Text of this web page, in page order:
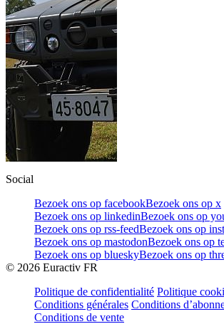
Social
Bezoek ons op facebookBezoek ons op x
Bezoek ons op linkedinBezoek ons op
Bezoek ons op rss-feedBezoek ons op
Bezoek ons op mastodonBezoek ons op
Bezoek ons op blueskyBezoek ons op
© 2026 Euractiv FR
Politique de confidentialité Politique
Conditions générales Conditions
Conditions de vente